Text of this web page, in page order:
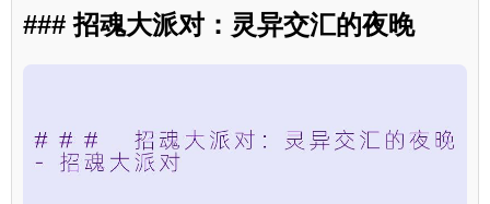
### 招魂大派对：灵异交汇的夜晚